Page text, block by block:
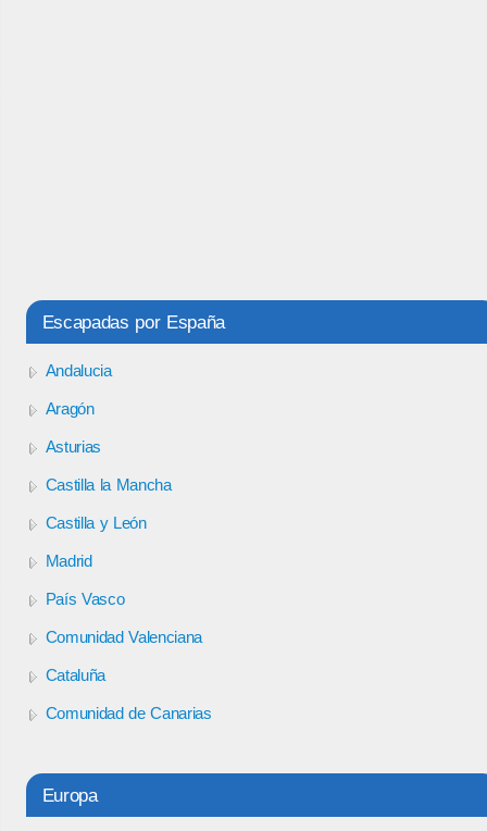
Escapadas por España
Andalucia
Aragón
Asturias
Castilla la Mancha
Castilla y León
Madrid
País Vasco
Comunidad Valenciana
Cataluña
Comunidad de Canarias
Europa